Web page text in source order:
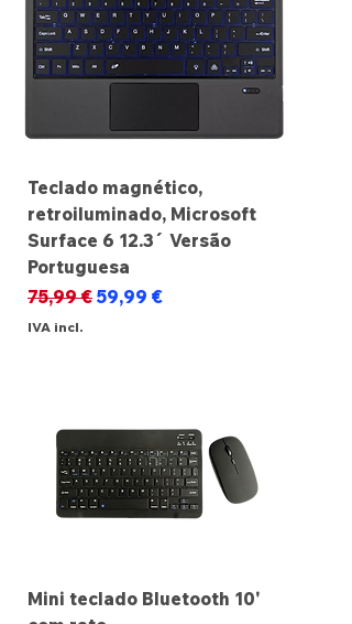
Teclado magnético,
retroiluminado, Microsoft
Surface 6 12.3´ Versão
Portuguesa
Preço normal
75,99 € Preço promocional
59,99 €
IVA incl.
Mini teclado Bluetooth 10'